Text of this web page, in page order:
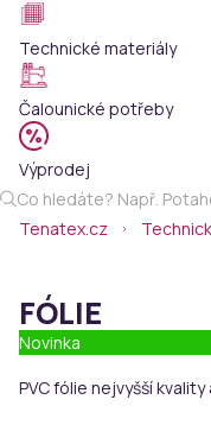
Technické materiály
Čalounické potřeby
Výprodej
Tenatex.cz
FÓLIE
Novinka
PVC fólie nejvyšší